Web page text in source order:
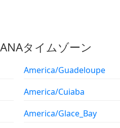
タイムゾーン
America/Guadeloupe
America/Cuiaba
America/Glace_Bay